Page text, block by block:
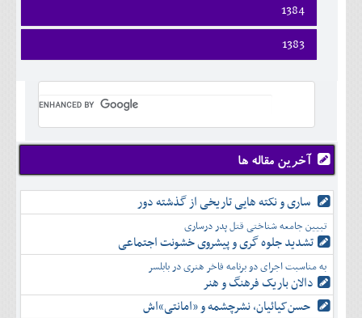
بهمن
اسفند
آذر
دی
بهمن
مهر
آبان
آذر
دی
بهمن
مرداد
شهريور
مهر
آبان
آذر
خرداد
تير
مرداد
شهريور
مهر
دی
بهمن
اسفند
فروردين
ارديبهشت
خرداد
تير
مرداد
آبان
آذر
دی
بهمن
اسفند
1384
فروردين
ارديبهشت
خرداد
شهريور
مهر
آبان
آذر
دی
بهمن
اسفند
1383
فروردين
تير
مرداد
شهريور
مهر
آبان
آذر
دی
بهمن
اسفند
آخرین مقاله ها
ساری و نکته هایی تاریخی از گذشته دور
تبیین جامعه شناختی قتل پدر درساری
تشدید جلوه‌ گری و پیشروی خشونت اجتماعی
به مناسبت اجرای دو برنامه فاخر هنری در بابلسر
دالان باریک فرهنگ و هنر
حسن‌کیائیان، نشرچشمه و «امانتی»اش